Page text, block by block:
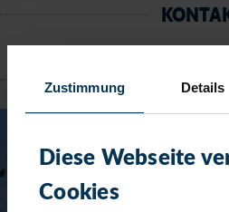
Zustimmung Details
Diese Webseite
Cookies